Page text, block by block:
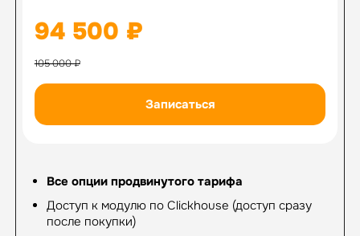
94 500 ₽
105 000 ₽
Записаться
Все опции продвинутого тарифа
Доступ к модулю по Clickhouse (доступ сразу
после покупки)